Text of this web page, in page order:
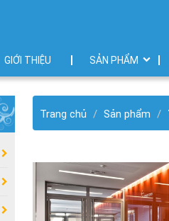
GIỚI THIỆU SẢN PHẨM
Trang chủ Sản phẩm